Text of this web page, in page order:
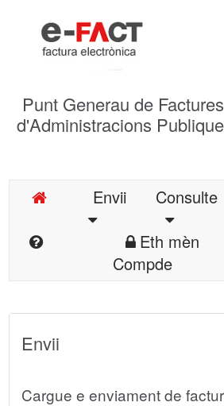
Punt Generau de
d'Administracions
Envii Consulte
Eth mèn
Compde
Envii
Cargue e enviament de